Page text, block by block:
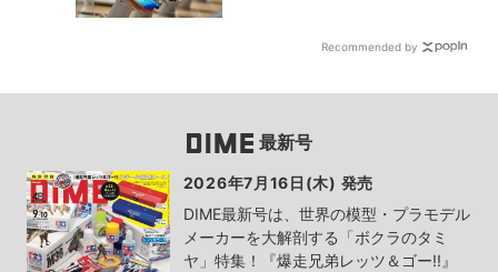
Recommended by
最新号
2026年7月16日(木) 発売
DIME最新号は、世界の模型・プラモデル
メーカーを大解剖する「ボクラのタミ
ヤ」特集！『爆走兄弟レッツ＆ゴー!!』